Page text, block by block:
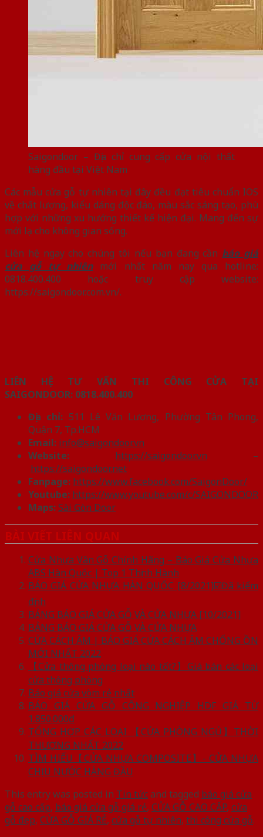
Saigondoor – Địa chỉ cung cấp cửa nội thất
hàng đầu tại Việt Nam
Các mẫu cửa gỗ tự nhiên tại đây đều đạt tiêu chuẩn IOS
về chất lượng, kiểu dáng độc đáo, màu sắc sáng tạo, phù
hợp với những xu hướng thiết kế hiện đại. Mang đến sự
mới lạ cho không gian sống.
Liên hệ ngay cho chúng tôi nếu bạn đang cần báo giá
cửa gỗ tự nhiênmới nhất năm nay qua hotline:
0818.400.400 hoặc truy cập website:
https://saigondoor.com.vn/.
LIÊN HỆ TƯ VẤN THI CÔNG CỬA TẠI
SAIGONDOOR: 0818.400.400
Địa chỉ: 511 Lê Văn Lương, Phường Tân Phong,
Quận 7, Tp.HCM
Email: info@saigondoor.vn
Website:
https://saigondoor.vn –
https://saigondoor.net
Fanpage: https://www.facebook.com/SaigonDoor/
Youtube: https://www.youtube.com/c/SAIGONDOOR
Maps:Sài Gòn Door
BÀI VIẾT LIÊN QUAN
Cửa Nhựa Vân Gỗ Chính Hãng – Báo Giá Cửa Nhựa
ABS Hàn Quốc | Top 1 Thịnh Hành
BÁO GIÁ CỬA NHỰA HÀN QUỐC [8/2021]☑️Đã kiểm
định
BẢNG BÁO GIÁ CỬA GỖ VÀ CỬA NHỰA [10/2021]
BẢNG BÁO GIÁ CỬA GỖ VÀ CỬA NHỰA
CỬA CÁCH ÂM | BÁO GIÁ CỬA CÁCH ÂM CHỐNG ỒN
MỚI NHẤT 2022
【Cửa thông phòng loại nào tốt?】Giá bán các loại
cửa thông phòng
Báo giá cửa vòm rẻ nhất
BÁO GIÁ CỬA GỖ CÔNG NGHIỆP HDF GIÁ TỪ
1.850.000đ
TỔNG HỢP CÁC LOẠI 【CỬA PHÒNG NGỦ】THỜI
THƯỢNG NHẤT 2022
TÌM HIỂU【CỬA NHỰA COMPOSITE】- CỬA NHỰA
CHỊU NƯỚC HÀNG ĐẦU
This entry was posted in Tin tứcand tagged báo giá cửa
gỗ cao cấp, báo giá cửa gỗ giá rẻ, CỬA GỖ CAO CẤP, cửa
gỗ đẹp, CỬA GỖ GIÁ RẺ, cửa gỗ tự nhiên, thi công cửa gỗ.